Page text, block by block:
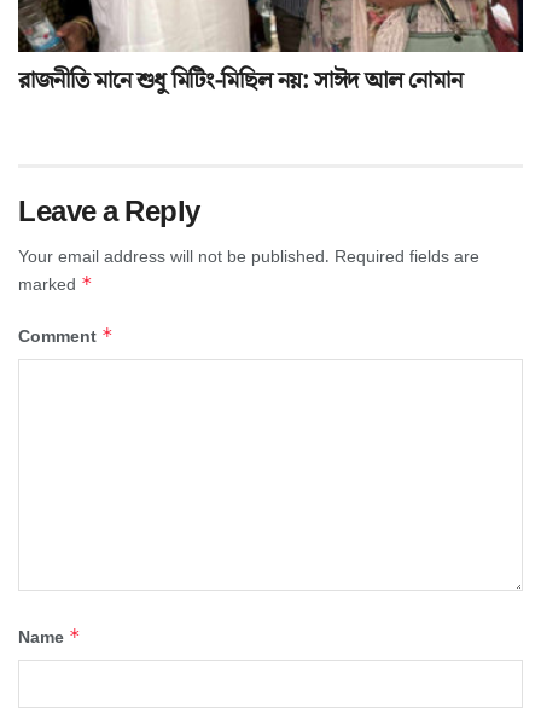
রাজনীতি মানে শুধু মিটিং-মিছিল নয়: সাঈদ আল নোমান
Leave a Reply
Your email address will not be published. Required fields are
marked *
Comment *
Name *